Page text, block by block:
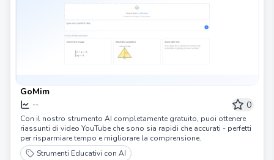
GoMim
-- 0
Con il nostro strumento AI completamente gratuito, puoi ottenere
riassunti di video YouTube che sono sia rapidi che accurati - perfetti
per risparmiare tempo e migliorare la comprensione.
Strumenti Educativi con AI